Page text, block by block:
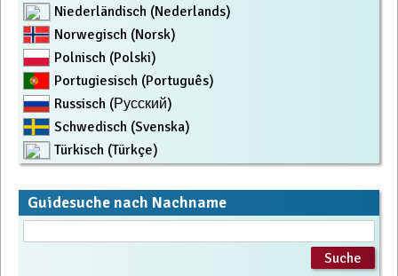
Niederländisch (Nederlands)
Norwegisch (Norsk)
Polnisch (Polski)
Portugiesisch (Português)
Russisch (Русский)
Schwedisch (Svenska)
Türkisch (Türkçe)
Guidesuche nach Nachname